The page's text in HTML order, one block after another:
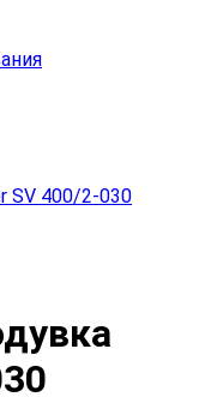
SV 400/2-030